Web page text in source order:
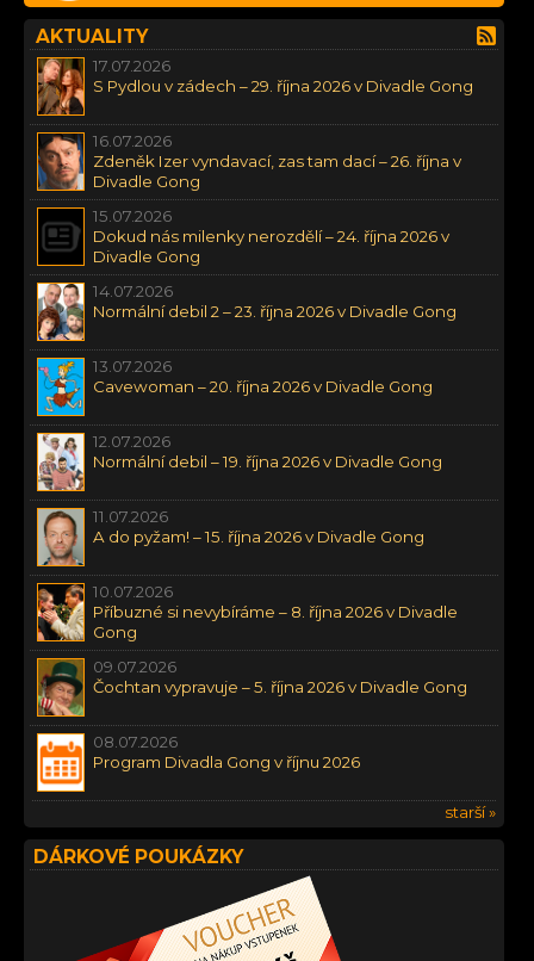
AKTUALITY
17.07.2026
S Pydlou v zádech – 29. října 2026 v Divadle Gong
16.07.2026
Zdeněk Izer vyndavací, zas tam dací – 26. října v
Divadle Gong
15.07.2026
Dokud nás milenky nerozdělí – 24. října 2026 v
Divadle Gong
14.07.2026
Normální debil 2 – 23. října 2026 v Divadle Gong
13.07.2026
Cavewoman – 20. října 2026 v Divadle Gong
12.07.2026
Normální debil – 19. října 2026 v Divadle Gong
11.07.2026
A do pyžam! – 15. října 2026 v Divadle Gong
10.07.2026
Příbuzné si nevybíráme – 8. října 2026 v Divadle
Gong
09.07.2026
Čochtan vypravuje – 5. října 2026 v Divadle Gong
08.07.2026
Program Divadla Gong v říjnu 2026
starší »
DÁRKOVÉ POUKÁZKY